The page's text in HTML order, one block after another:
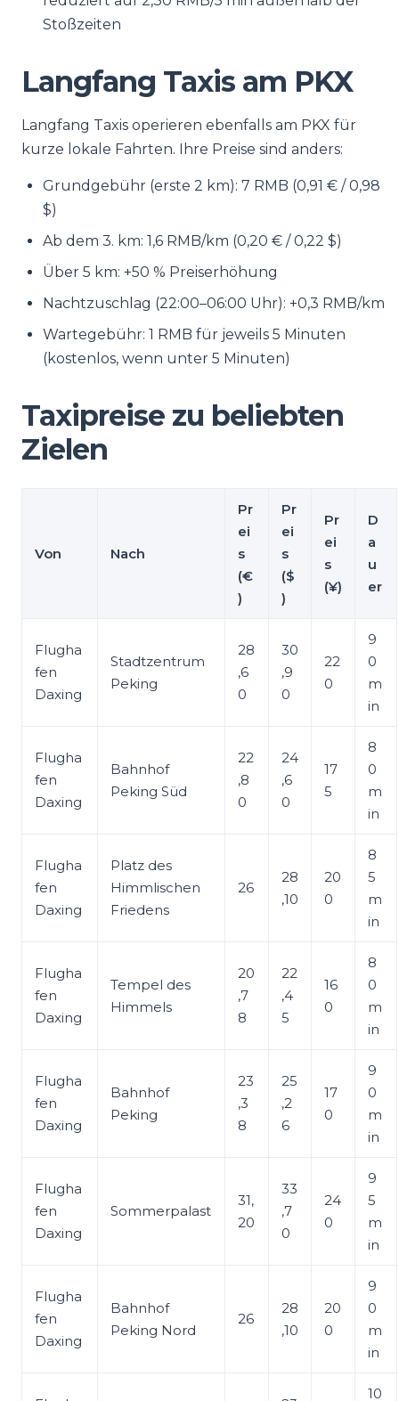
Stoßzeiten
Langfang Taxis am PKX
Langfang Taxis operieren ebenfalls am PKX für
kurze lokale Fahrten. Ihre Preise sind anders:
Grundgebühr (erste 2 km): 7 RMB (0,91 € / 0,98
$)
Ab dem 3. km: 1,6 RMB/km (0,20 € / 0,22 $)
Über 5 km: +50 % Preiserhöhung
Nachtzuschlag (22:00–06:00 Uhr): +0,3 RMB/km
Wartegebühr: 1 RMB für jeweils 5 Minuten
(kostenlos, wenn unter 5 Minuten)
Taxipreise zu beliebten
Zielen
Von Nach
Pr
ei
s
(€
)
Pr
ei
s
($
)
Pr
ei
s
(¥)
D
a
u
er
Flugha
fen
Daxing
Stadtzentrum
Peking
28
,6
0
30
,9
0
22
0
9
0
m
in
Flugha
fen
Daxing
Bahnhof
Peking Süd
22
,8
0
24
,6
0
17
5
8
0
m
in
Flugha
fen
Daxing
Platz des
Himmlischen
Friedens
26
28
,10
20
0
8
5
m
in
Flugha
fen
Daxing
Tempel des
Himmels
20
,7
8
22
,4
5
16
0
8
0
m
in
Flugha
fen
Daxing
Bahnhof
Peking
23
,3
8
25
,2
6
17
0
9
0
m
in
Flugha
fen
Daxing
Sommerpalast
31,
20
33
,7
0
24
0
9
5
m
in
Flugha
fen
Daxing
Bahnhof
Peking Nord
26
28
,10
20
0
9
0
m
in
10